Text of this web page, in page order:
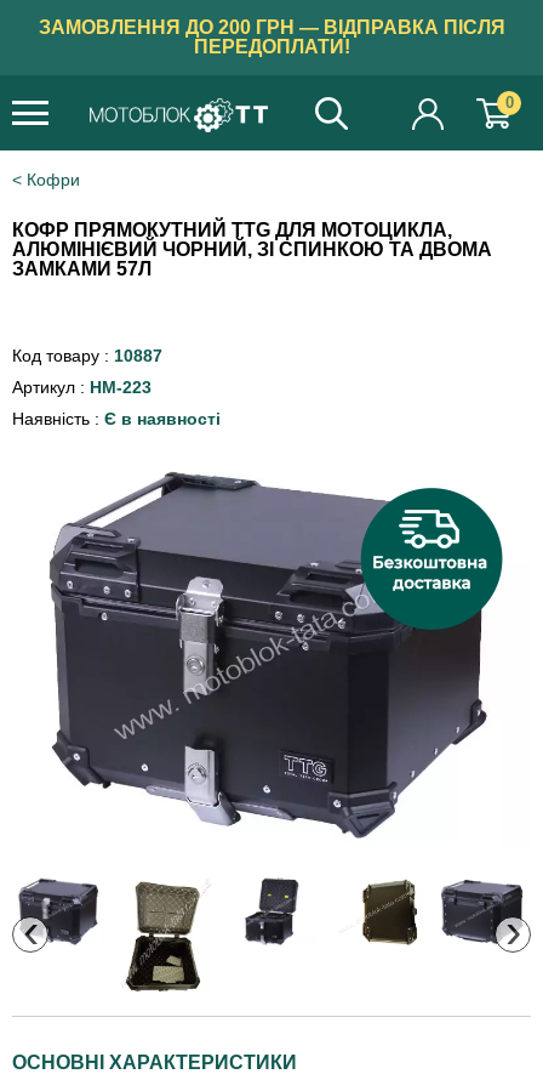
ЗАМОВЛЕННЯ ДО 200 ГРН — ВІДПРАВКА ПІСЛЯ
ПЕРЕДОПЛАТИ!
0
Кофри
КОФР ПРЯМОКУТНИЙ TTG ДЛЯ МОТОЦИКЛА,
АЛЮМІНІЄВИЙ ЧОРНИЙ, ЗІ СПИНКОЮ ТА ДВОМА
ЗАМКАМИ 57Л
Код товару : 10887
Артикул : HM-223
Наявність : Є в наявності
‹ ›
ОСНОВНІ ХАРАКТЕРИСТИКИ